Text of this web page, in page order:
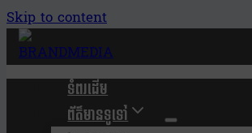
Skip to content
ទំពរដើម
ព័ត៌មានទូទៅ